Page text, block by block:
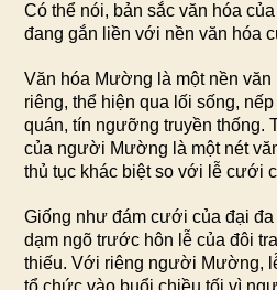
Có thể nói, bản sắc văn hóa
đang gắn liền với nền văn hóa
Văn hóa Mường là một nền
riêng, thể hiện qua lối sống,
quán, tín ngưỡng truyền thống.
của người Mường là một nét
thủ tục khác biệt so với lễ cưới
Giống như đám cưới của đại đa
dạm ngõ trước hôn lễ của đôi
thiếu. Với riêng người Mường,
tổ chức vào buổi chiều tối vì